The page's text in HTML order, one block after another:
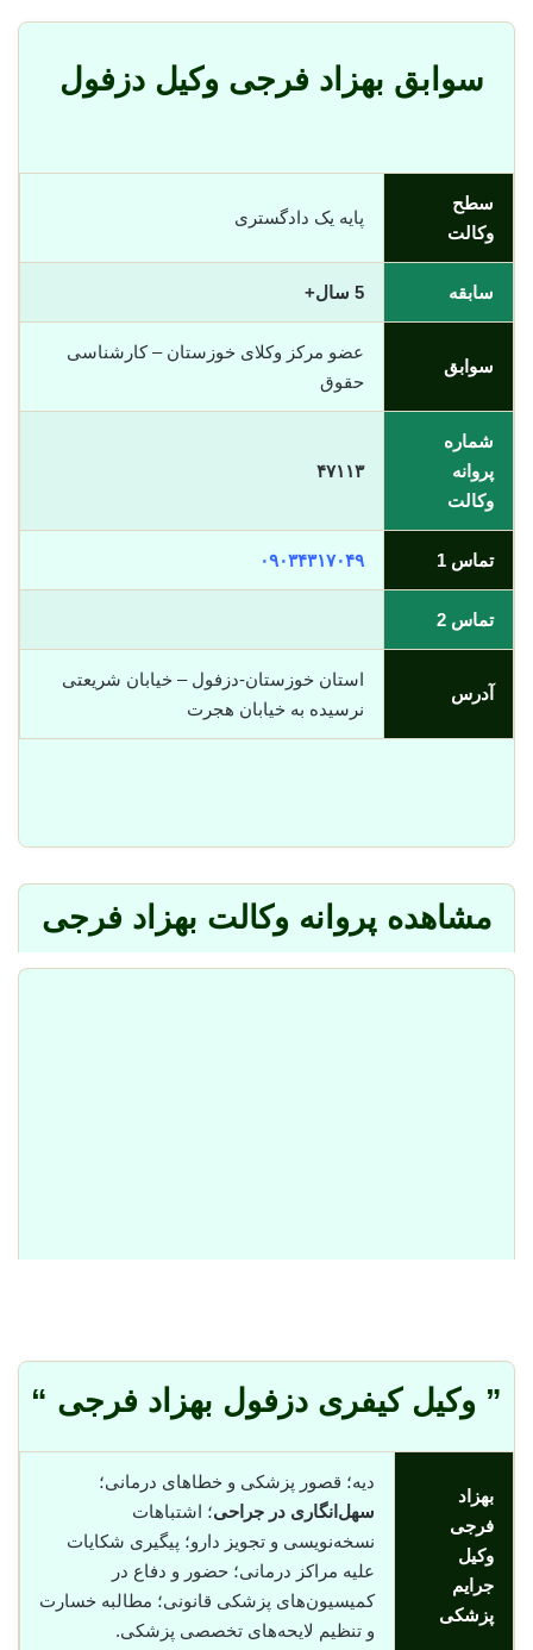
سوابق بهزاد فرجی وکیل دزفول
سطح
وکالت
پایه یک دادگستری
سابقه 5 سال+
سوابق
عضو مرکز وکلای خوزستان – کارشناسی
حقوق
شماره
پروانه
وکالت
۴۷۱۱۳
تماس 1 ۰۹۰۳۴۳۱۷۰۴۹
تماس 2
آدرس
استان خوزستان-دزفول – خیابان شریعتی
نرسیده به خیابان هجرت
مشاهده پروانه وکالت بهزاد فرجی
” وکیل کیفری دزفول بهزاد فرجی “
بهزاد
فرجی
وکیل
جرایم
پزشکی
دیه؛ قصور پزشکی و خطاهای درمانی؛
سهل‌انگاری در جراحی؛ اشتباهات
نسخه‌نویسی و تجویز دارو؛ پیگیری شکایات
علیه مراکز درمانی؛ حضور و دفاع در
کمیسیون‌های پزشکی قانونی؛ مطالبه خسارت
و تنظیم لایحه‌های تخصصی پزشکی.